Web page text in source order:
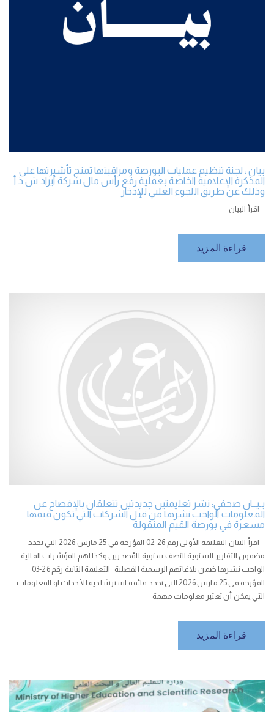
بيان : لجنة تنظيم عمليات البورصة ومراقبتها تمنح تأشيرتها على
المذكرة الإعلامية الخاصة بعملية رفع رأس مال شركة آيراد ش.ذ.أ
وذلك عن طريق اللجوء العلني للإدخار
اقرأ البيان
قراءة المزيد
بـيــان صحفي: نشر تعليمتين جديدتين تتعلقان بالإفصاح عن
المعلومات الواجب نشرها من قبل الشركات التي تكون قيمها
مسعرة في بورصة القيم المنقولة
اقرأ البيان التعليمة الأولى رقم 26-02 المؤرخة في 25 مارس 2026 التي تحدد
مضمون التقارير السنوية النصف سنوية للمُصدرين وكذا اهم المؤشرات المالية
الواجب نشرها ضمن بلاغاتهم الرسمية الفصلية التعليمة الثانية رقم 26-03
المؤرخة في 25 مارس 2026 التي تحدد قائمة استرشادية للأحداث او المعلومات
التي يمكن أن تعتبر معلومات مهمة
قراءة المزيد